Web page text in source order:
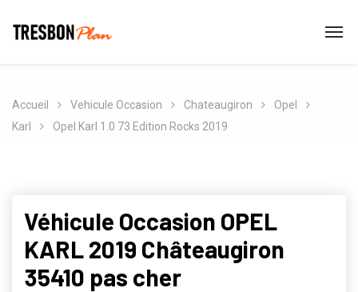
Accueil Vehicule Occasion Chateaugiron
Opel
Karl
Opel Karl 1.0 73 Edition Rocks 2019
Véhicule Occasion OPEL
KARL 2019 Châteaugiron
35410 pas cher